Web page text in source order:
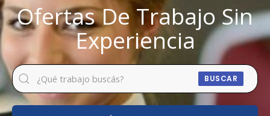
Ofertas De Trabajo Sin
Experiencia
BUSCAR